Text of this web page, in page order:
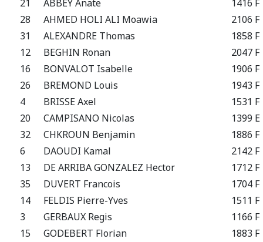
21 ABBEY Anate
1416 F
28
AHMED HOLI ALI Moawia
2106 F
31
ALEXANDRE Thomas
1858 F
12
BEGHIN Ronan
2047 F
16
BONVALOT Isabelle
1906 F
26
BREMOND Louis
1943 F
4
BRISSE Axel
1531 F
20
CAMPISANO Nicolas
1399 E
32
CHKROUN Benjamin
1886 F
6
DAOUDI Kamal
2142 F
13
DE ARRIBA GONZALEZ Hector
1712 F
35
DUVERT Francois
1704 F
14
FELDIS Pierre-Yves
1511 F
3
GERBAUX Regis
1166 F
15
GODEBERT Florian
1883 F